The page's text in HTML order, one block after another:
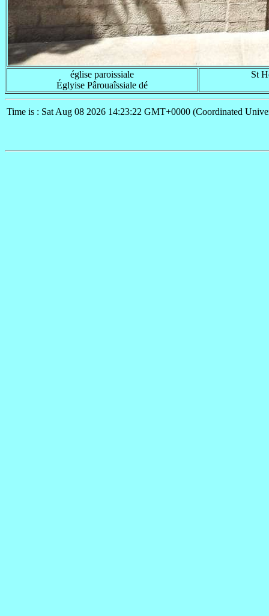
église paroissiale
Églyise Pârouaîssiale dé
St
Time is : Sat Aug 08 2026 14:23:22 GMT+0000 (Coordinated